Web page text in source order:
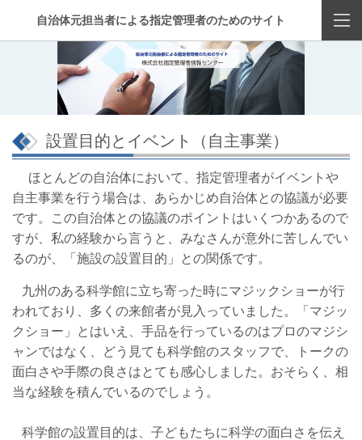
自治体元担当者による指定管理者のためのサイト
設置目的とイベント（自主事業）
ほとんどの自治体において、指定管理者がイベントや
自主事業を行う場合は、あらかじめ自治体との協議が必要
です。この自治体との協議のポイントはいくつかあるので
すが、私の経験から言うと、みなさんが意外に苦しんでい
るのが、「施設の設置目的」との関係です。
九州のある科学館に立ち寄った時にマジックショーが行
われており、多くの来館者が見入っていました。「マジッ
クショー」とはいえ、手品を行っているのはプロのマジシ
ャンではなく、どう見ても科学館のスタッフで、トークの
面白さや手際の良さはとても感心しました。おそらく、相
当な経験を積んでいるのでしょう。
科学館の設置目的は、子どもたちに科学の面白さを伝え